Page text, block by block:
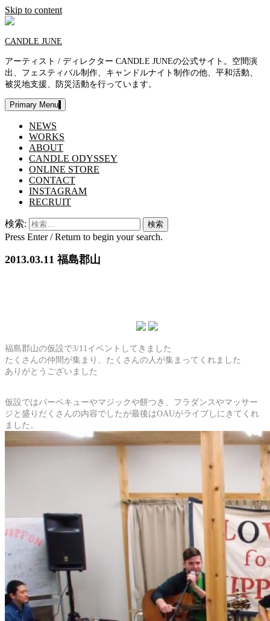
Skip to content
CANDLE JUNE
アーティスト / ディレクター CANDLE JUNEの公式サイト。空間演
出、フェスティバル制作、キャンドルナイト制作の他、平和活動、
被災地支援、防災活動を行っています。
Primary Menu
NEWS
WORKS
ABOUT
CANDLE ODYSSEY
ONLINE STORE
CONTACT
INSTAGRAM
RECRUIT
検索:
Press Enter / Return to begin your search.
2013.03.11 福島郡山
福島郡山の仮設で3/11イベントしてきました
たくさんの仲間が集まり、たくさんの人が集まってくれました
ありがとうございました
仮設ではバーベキューやマジックや餅つき、フラダンスやマッサー
ジと盛りだくさんの内容でしたが最後はOAUがライブしにきてくれ
ました。